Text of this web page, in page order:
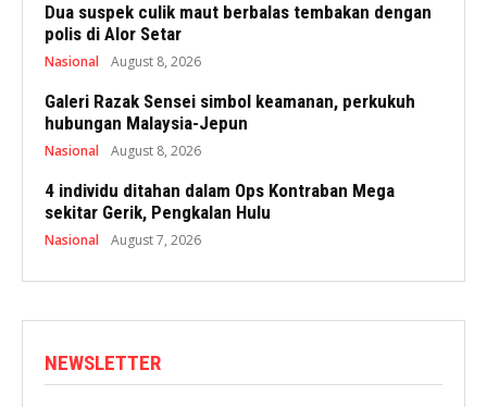
Dua suspek culik maut berbalas tembakan dengan
polis di Alor Setar
Nasional August 8, 2026
Galeri Razak Sensei simbol keamanan, perkukuh
hubungan Malaysia-Jepun
Nasional August 8, 2026
4 individu ditahan dalam Ops Kontraban Mega
sekitar Gerik, Pengkalan Hulu
Nasional August 7, 2026
NEWSLETTER